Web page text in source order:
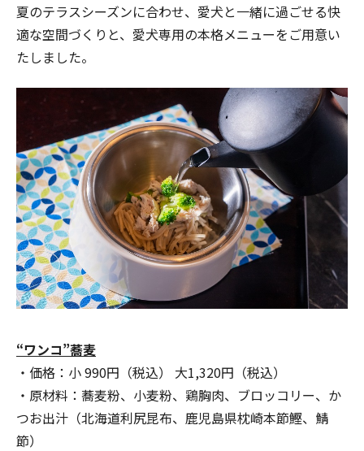
夏のテラスシーズンに合わせ、愛犬と一緒に過ごせる快
適な空間づくりと、愛犬専用の本格メニューをご用意い
たしました。
“ワンコ”蕎麦
・価格：小 990円（税込） 大1,320円（税込）
・原材料：蕎麦粉、小麦粉、鶏胸肉、ブロッコリー、か
つお出汁（北海道利尻昆布、鹿児島県枕崎本節鰹、鯖
節）